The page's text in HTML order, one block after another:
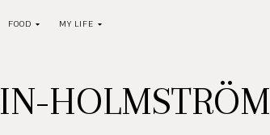
FOOD MY LIFE
HOLMSTRÖM